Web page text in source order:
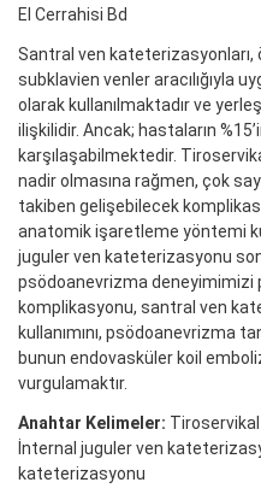
El Cerrahisi Bd
Santral ven kateterizasyonları,
subklavien venler aracılığıyla
olarak kullanılmaktadır ve
ilişkilidir. Ancak; hastaların
karşılaşabilmektedir.
nadir olmasına rağmen, çok
takiben gelişebilecek
anatomik işaretleme yöntemi
juguler ven kateterizasyonu
psödoanevrizma deneyimimizi
komplikasyonu, santral ven
kullanımını, psödoanevrizma
bunun endovasküler koil
vurgulamaktır.
Anahtar Kelimeler:
İnternal juguler ven
kateterizasyonu